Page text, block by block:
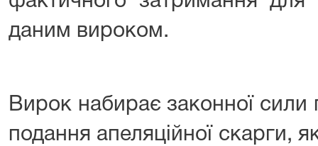
даним вироком.
Вирок набирає законної сили
подання апеляційної скарги,